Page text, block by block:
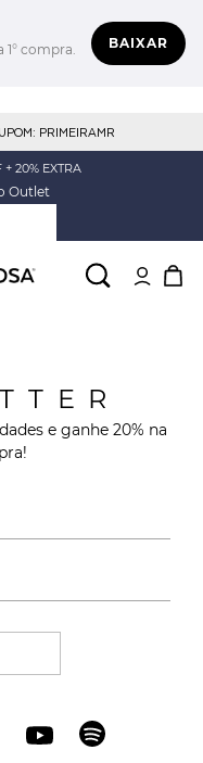
1° compra.
BAIXAR
PRIMEIRAMR
20% EXTRA
Outlet
e ganhe 20% na